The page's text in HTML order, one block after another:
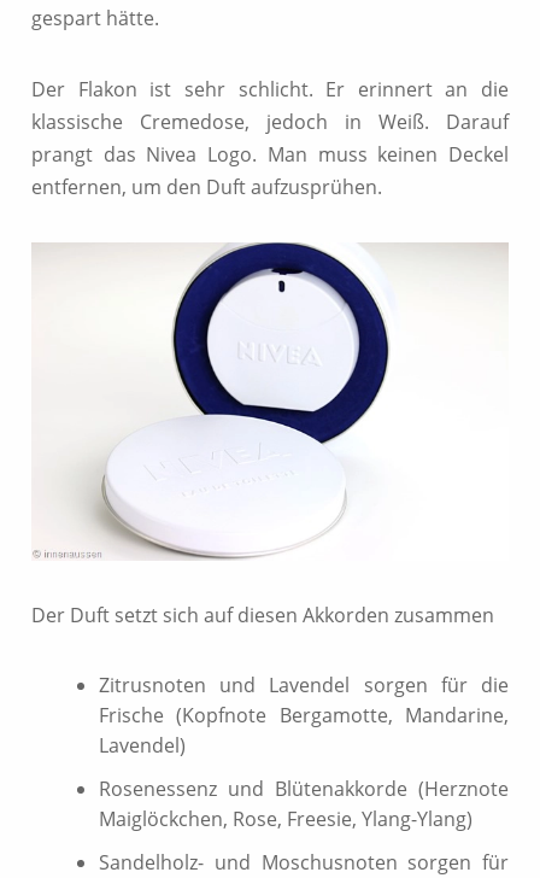
gespart hätte.
Der Flakon ist sehr schlicht. Er erinnert an die
klassische Cremedose, jedoch in Weiß. Darauf
prangt das Nivea Logo. Man muss keinen Deckel
entfernen, um den Duft aufzusprühen.
Der Duft setzt sich auf diesen Akkorden zusammen
Zitrusnoten und Lavendel sorgen für die
Frische (Kopfnote Bergamotte, Mandarine,
Lavendel)
Rosenessenz und Blütenakkorde (Herznote
Maiglöckchen, Rose, Freesie, Ylang-Ylang)
Sandelholz- und Moschusnoten sorgen für